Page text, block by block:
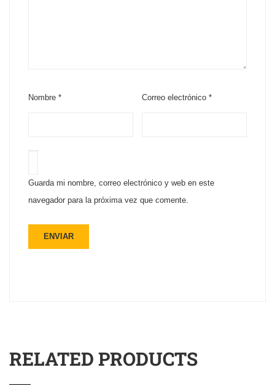
Nombre * Correo electrónico*
Guarda mi nombre, correo electrónico y web en este
navegador para la próxima vez que comente.
RELATED PRODUCTS